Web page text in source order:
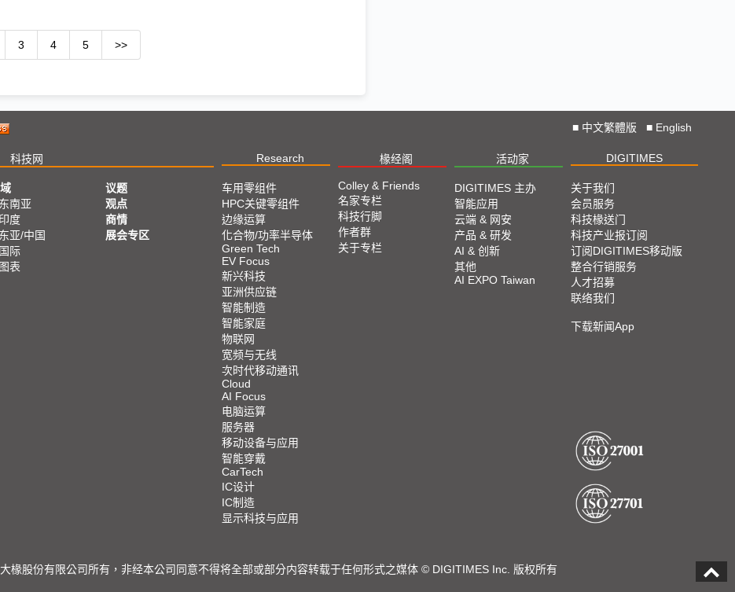
3 4 5 >>
■ 中文繁體版 ■ English
科技网 Research 椽经阁 活动家 DIGITIMES
东南亚
印度
东亚/中国
国际
图表
议题
观点
商情
展会专区
车用零组件
HPC关键零组件
边缘运算
化合物/功率半导体
Green Tech
EV Focus
新兴科技
亚洲供应链
智能制造
智能家庭
物联网
宽频与无线
次时代移动通讯
Cloud
AI Focus
电脑运算
服务器
移动设备与应用
智能穿戴
CarTech
IC设计
IC制造
显示科技与应用
Colley & Friends
名家专栏
科技行脚
作者群
关于专栏
DIGITIMES 主办
智能应用
云端 & 网安
产品 & 研发
AI & 创新
其他
AI EXPO Taiwan
关于我们
会员服务
科技椽送门
科技产业报订阅
订阅DIGITIMES移动版
整合行销服务
人才招募
联络我们
下载新闻App
椽股份有限公司所有，非经本公司同意不得将全部或部分内容转载于任何形式之媒体 © DIGITIMES Inc. 版权所有